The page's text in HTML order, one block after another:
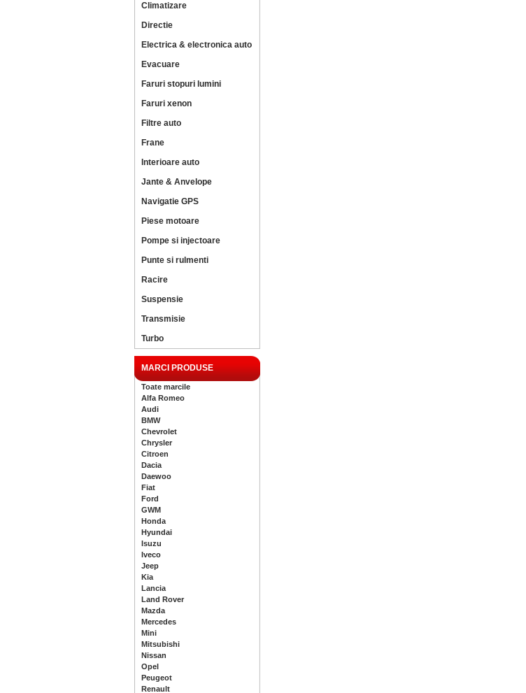
Climatizare
Directie
Electrica & electronica auto
Evacuare
Faruri stopuri lumini
Faruri xenon
Filtre auto
Frane
Interioare auto
Jante & Anvelope
Navigatie GPS
Piese motoare
Pompe si injectoare
Punte si rulmenti
Racire
Suspensie
Transmisie
Turbo
MARCI PRODUSE
Toate marcile
Alfa Romeo
Audi
BMW
Chevrolet
Chrysler
Citroen
Dacia
Daewoo
Fiat
Ford
GWM
Honda
Hyundai
Isuzu
Iveco
Jeep
Kia
Lancia
Land Rover
Mazda
Mercedes
Mini
Mitsubishi
Nissan
Opel
Peugeot
Renault